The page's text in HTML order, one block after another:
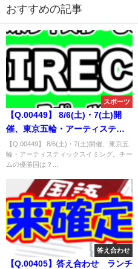
おすすめの記事
スポーツ
【Q.00449】 8/6(土)・7(土)開
催、東京五輪・アーティスティ
ックスイミング。チームの優勝
国は？
【Q.00449】 8/6(土)・7(土)開催、東京五
輪・アーティスティックスイミング。チー
ムの優勝国は？...
答え合わせ
【Q.00405】答え合わせ ランチ